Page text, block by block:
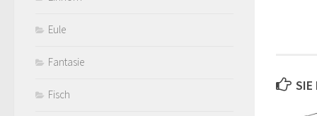
SIE
Eule
Fantasie
Fisch